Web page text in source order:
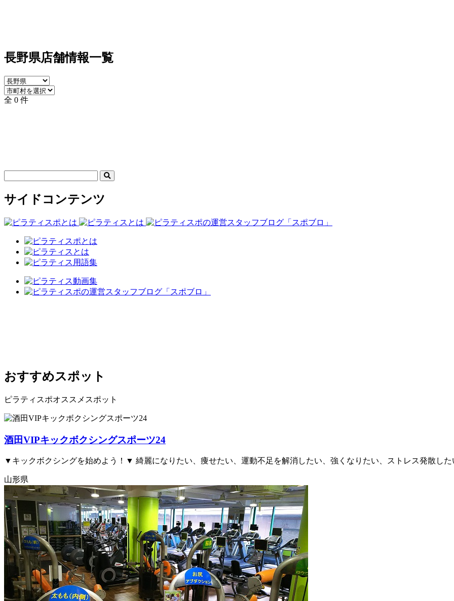
長野県店舗情報一覧
全 0 件
サイドコンテンツ
おすすめスポット
ピラティスポオススメスポット
酒田VIPキックボクシングスポーツ24
▼キックボクシングを始めよう！▼ 綺麗になりたい、痩せたい、運動不足を解消したい、強くなりたい、ストレス発散した
山形県